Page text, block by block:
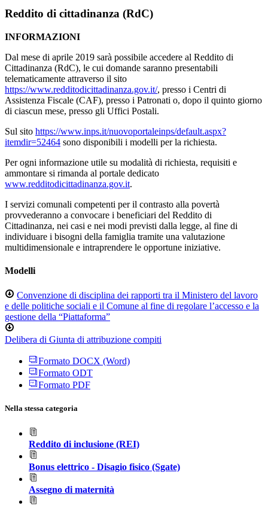
Reddito di cittadinanza (RdC)
INFORMAZIONI
Dal mese di aprile 2019 sarà possibile accedere al Reddito di
Cittadinanza (RdC), le cui domande saranno presentabili
telematicamente attraverso il sito
https://www.redditodicittadinanza.gov.it/, presso i Centri di
Assistenza Fiscale (CAF), presso i Patronati o, dopo il quinto giorno
di ciascun mese, presso gli Uffici Postali.
Sul sito https://www.inps.it/nuovoportaleinps/default.aspx?
itemdir=52464 sono disponibili i modelli per la richiesta.
Per ogni informazione utile su modalità di richiesta, requisiti e
ammontare si rimanda al portale dedicato
www.redditodicittadinanza.gov.it.
I servizi comunali competenti per il contrasto alla povertà
provvederanno a convocare i beneficiari del Reddito di
Cittadinanza, nei casi e nei modi previsti dalla legge, al fine di
individuare i bisogni della famiglia tramite una valutazione
multidimensionale e intraprendere le opportune iniziative.
Modelli
Convenzione di disciplina dei rapporti tra il Ministero del lavoro
e delle politiche sociali e il Comune al fine di regolare l’accesso e la
gestione della “Piattaforma”
Delibera di Giunta di attribuzione compiti
Formato DOCX (Word)
Formato ODT
Formato PDF
Nella stessa categoria
Reddito di inclusione (REI)
Bonus elettrico - Disagio fisico (Sgate)
Assegno di maternità